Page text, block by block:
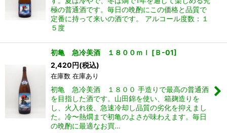
極の普通酒です。毎日の晩酌にこの価格と品質で
定番に持って来いの酒です。 アルコール度数：１
５度
初亀 急冷美酒 １８００ｍｌ [Ｂ-01]
2,420円(税込)
在庫数 在庫あり
初亀 急冷美酒 １８００ 手造りで最高の普通酒
を目指した酒です。山田錦を使い、箱麹造りを
し、火入れ後、急速冷却し品質の劣化を抑えまし
た。冷〜熱燗まで初亀のよさが味わえます。毎日
の晩酌に最適なお買…